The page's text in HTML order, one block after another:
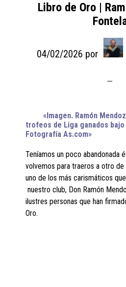
Libro de Oro |
04/02/2026 por
«Imagen. Ramón
trofeos de Liga ganados bajo
Fotografía As.com»
Teníamos un poco abandonada
volvemos para traeros a otro
uno de los más
nuestro club, Don Ramón
ilustres personas que han
Oro.